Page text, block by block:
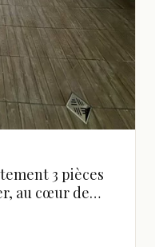
3 pièces
au cœur de
Tel Aviv